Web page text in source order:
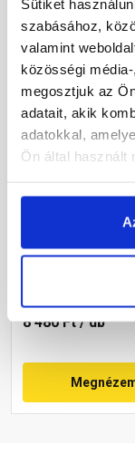
Sütiket
szabásához,
valamint
közösségi
megosztjuk az
adatait, akik
adatokkal,
Ön által használt
füstgázkivezető
8 480 Ft/ db